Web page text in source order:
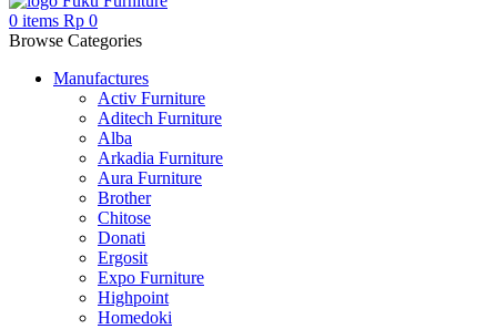
0 items Rp 0
Browse Categories
Manufactures
Activ Furniture
Aditech Furniture
Alba
Arkadia Furniture
Aura Furniture
Brother
Chitose
Donati
Ergosit
Expo Furniture
Highpoint
Homedoki